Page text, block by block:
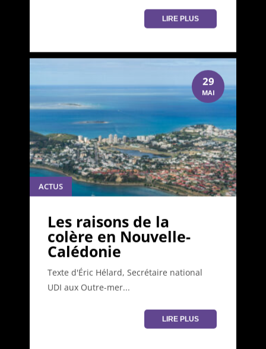
LIRE PLUS
29
MAI
ACTUS
Les raisons de la
colère en Nouvelle-
Calédonie
Texte d'Éric Hélard, Secrétaire national
UDI aux Outre-mer...
LIRE PLUS